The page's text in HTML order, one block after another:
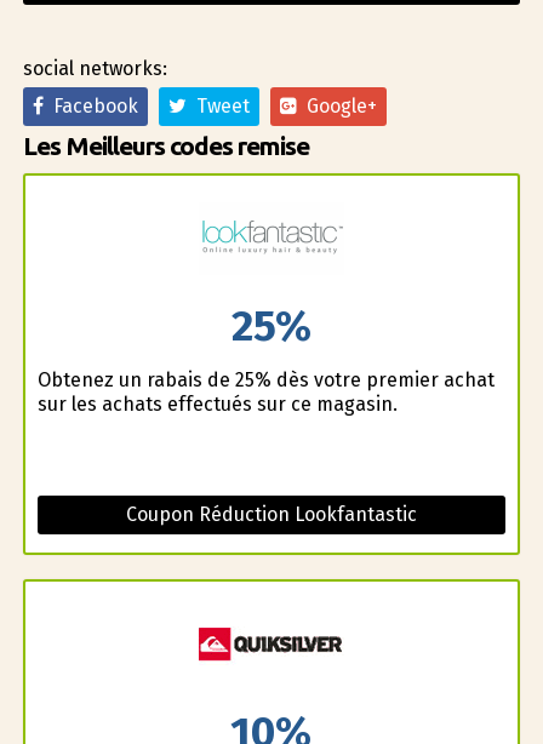
social networks:
Facebook
Tweet Google+
Les Meilleurs codes remise
25%
Obtenez un rabais de 25% dès votre premier achat
sur les achats effectués sur ce magasin.
Coupon Réduction Lookfantastic
10%